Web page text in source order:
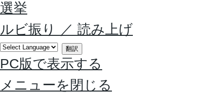
選挙
ルビ振り
／ 読み上げ
翻訳
PC版で表示する
メニューを閉じる